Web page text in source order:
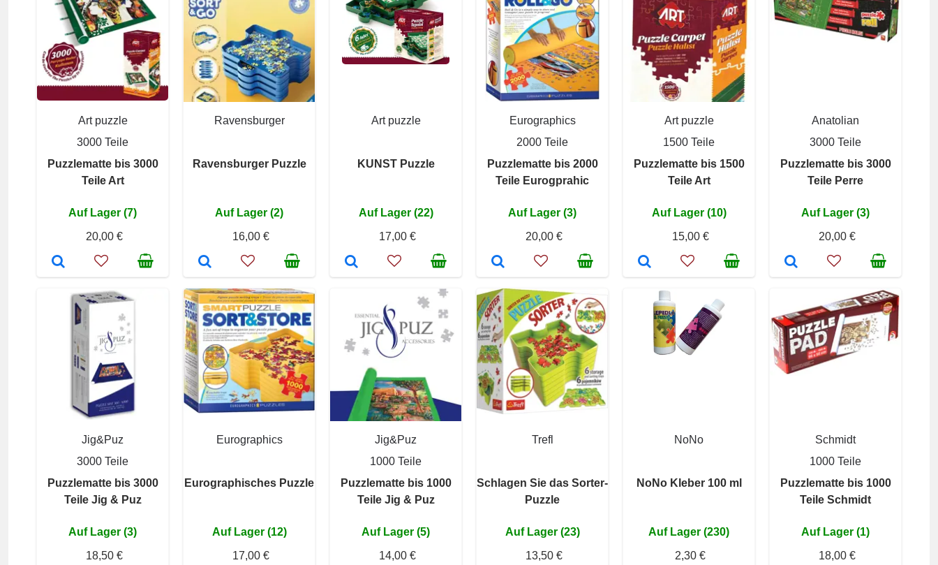
Art puzzle
3000 Teile
Puzzlematte bis 3000
Teile Art
Auf Lager (7)
20,00 €
Ravensburger
Ravensburger Puzzle
Auf Lager (2)
16,00 €
Art puzzle
KUNST Puzzle
Auf Lager (22)
17,00 €
Eurographics
2000 Teile
Puzzlematte bis 2000
Teile Eurogprahic
Auf Lager (3)
20,00 €
Art puzzle
1500 Teile
Puzzlematte bis 1500
Teile Art
Auf Lager (10)
15,00 €
Anatolian
3000 Teile
Puzzlematte bis 3000
Teile Perre
Auf Lager (3)
20,00 €
Jig&Puz
3000 Teile
Puzzlematte bis 3000
Teile Jig & Puz
Auf Lager (3)
18,50 €
Eurographics
Eurographisches Puzzle
Auf Lager (12)
17,00 €
Jig&Puz
1000 Teile
Puzzlematte bis 1000
Teile Jig & Puz
Auf Lager (5)
14,00 €
Trefl
Schlagen Sie das Sorter-
Puzzle
Auf Lager (23)
13,50 €
NoNo
NoNo Kleber 100 ml
Auf Lager (230)
2,30 €
Schmidt
1000 Teile
Puzzlematte bis 1000
Teile Schmidt
Auf Lager (1)
18,00 €